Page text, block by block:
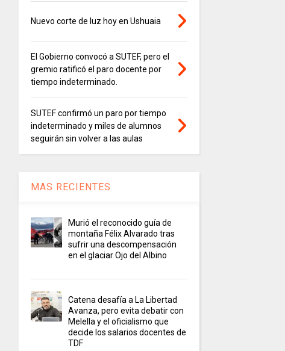
Nuevo corte de luz hoy en Ushuaia
El Gobierno convocó a SUTEF, pero el
gremio ratificó el paro docente por
tiempo indeterminado.
SUTEF confirmó un paro por tiempo
indeterminado y miles de alumnos
seguirán sin volver a las aulas
MAS RECIENTES
Murió el reconocido guía de
montaña Félix Alvarado tras
sufrir una descompensación
en el glaciar Ojo del Albino
Catena desafía a La Libertad
Avanza, pero evita debatir con
Melella y el oficialismo que
decide los salarios docentes de
TDF